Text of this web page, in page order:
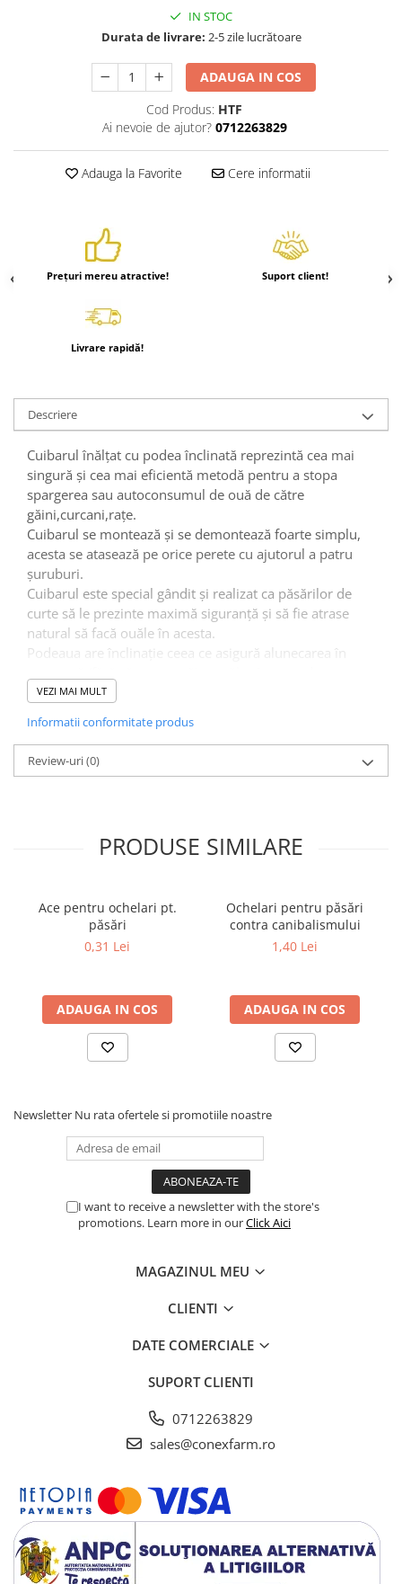
Hrănitori
Accesorii
Combatere dăunători
IN STOC
Durata de livrare: 2-5 zile lucrătoare
ADAUGA IN COS
Cod Produs: HTF
Ai nevoie de ajutor? 0712263829
Adauga la Favorite Cere informatii
Prețuri mereu atractive! Suport client!
Livrare rapidă!
Descriere
Cuibarul înălțat cu podea înclinată reprezintă cea mai
singură și cea mai eficientă metodă pentru a stopa
spargerea sau autoconsumul de ouă de către
găini,curcani,rațe.
Cuibarul se montează și se demontează foarte simplu,
acesta se atasează pe orice perete cu ajutorul a patru
șuruburi.
Cuibarul este special gândit și realizat ca păsărilor de
curte să le prezinte maximă siguranță și să fie atrase
natural să facă ouăle în acesta.
Podeaua are înclinație ceea ce asigură alunecarea în
colectare. Păsările dumneavoastră nu mai pot sparge
capacul și aduna oua proaspătă.Cutia de colectare are
capacitate de 15-20 de ouă.
Gradul de igienă al cuibarului este întotdeauna ridicat și
partea de prindere pe perete - 505 mm
Imagine cu titlu informativ!
VEZI MAI MULT
Informatii conformitate produs
Review-uri(0)
PRODUSE SIMILARE
Ace pentru ochelari pt.
păsări
0,31 Lei
ADAUGA IN COS
Ochelari pentru păsări
contra canibalismului
1,40 Lei
ADAUGA IN COS
Newsletter Nu rata ofertele si promotiile noastre
I want to receive a newsletter with the store's
promotions. Learn more in ourClick Aici
MAGAZINUL MEU
CLIENTI
DATE COMERCIALE
SUPORT CLIENTI
0712263829
sales@conexfarm.ro